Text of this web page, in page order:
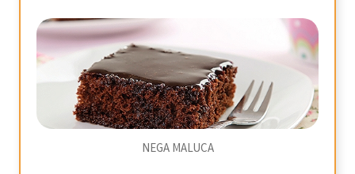
NEGA MALUCA